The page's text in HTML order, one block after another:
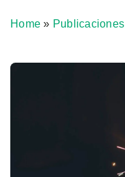
Home » Publicaciones